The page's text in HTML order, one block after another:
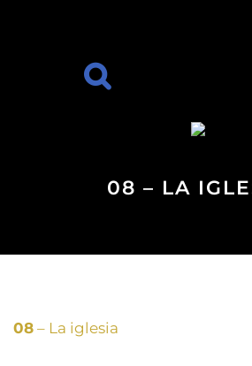
08 – LA
08 – La iglesia